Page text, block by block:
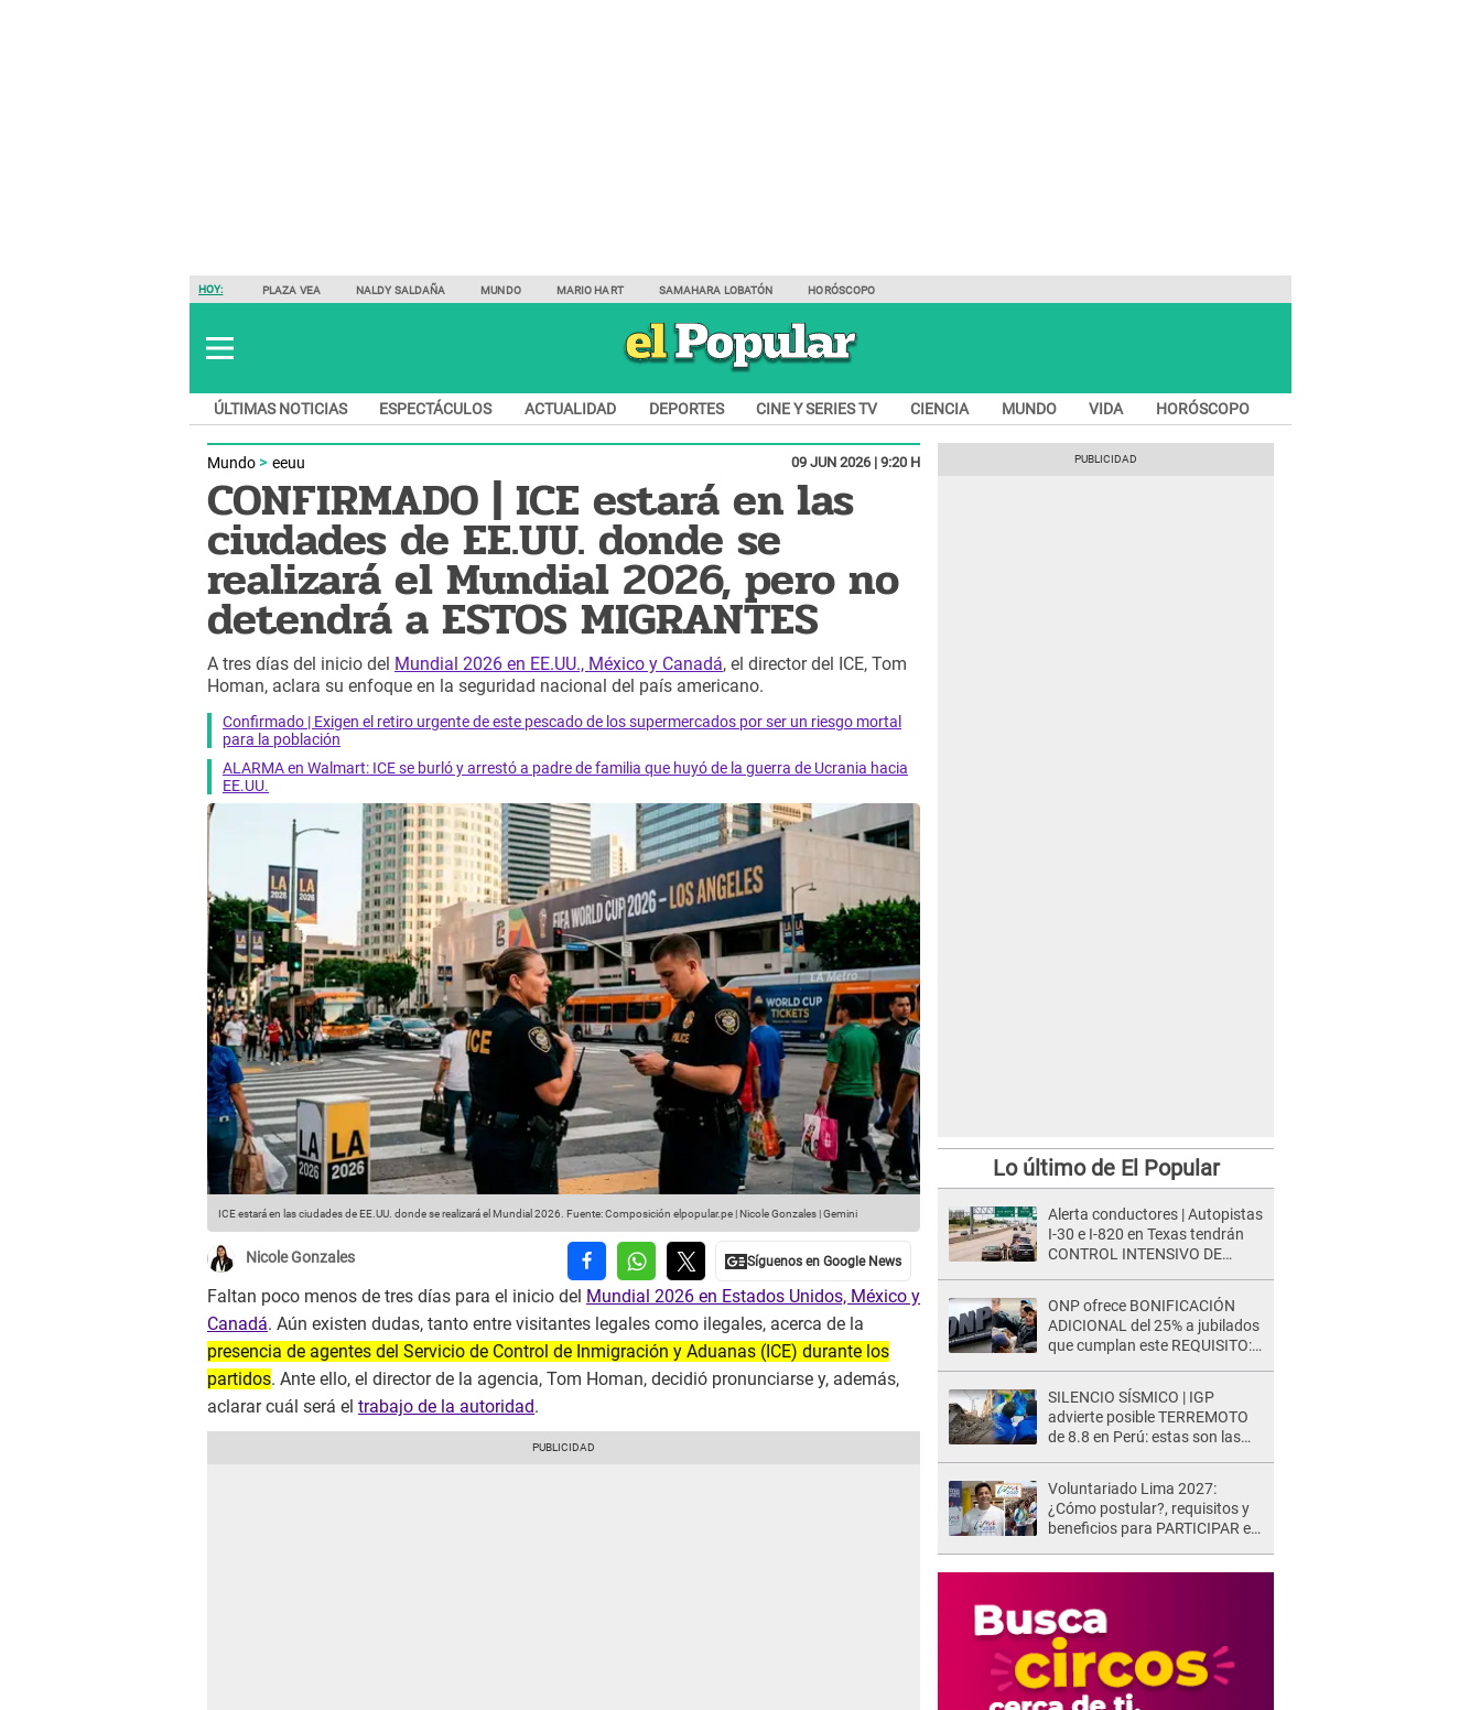
HOY: PLAZA VEA NALDY SALDAÑA MUNDO MARIO HART SAMAHARA LOBATÓN HORÓSCOPO
ÚLTIMAS NOTICIAS ESPECTÁCULOS ACTUALIDAD DEPORTES CINE Y SERIES TV CIENCIA MUNDO VIDA HORÓSCOPO
Mundo eeuu 09 JUN 2026 | 9:20 H
CONFIRMADO | ICE estará en las
ciudades de EE.UU. donde se
realizará el Mundial 2026, pero no
detendrá a ESTOS MIGRANTES
A tres días del inicio del Mundial 2026 en EE.UU., México y Canadá, el director del ICE, Tom
Homan, aclara su enfoque en la seguridad nacional del país americano.
Confirmado | Exigen el retiro urgente de este pescado de los supermercados por ser un riesgo mortal
para la población
ALARMA en Walmart: ICE se burló y arrestó a padre de familia que huyó de la guerra de Ucrania hacia
EE.UU.
ICE estará en las ciudades de EE.UU. donde se realizará el Mundial 2026. Fuente: Composición elpopular.pe | Nicole Gonzales | Gemini
Nicole Gonzales
Faltan poco menos de tres días para el inicio del Mundial 2026 en Estados Unidos, México y
Canadá. Aún existen dudas, tanto entre visitantes legales como ilegales, acerca de la
presencia de agentes del Servicio de Control de Inmigración y Aduanas (ICE) durante los
partidos. Ante ello, el director de la agencia, Tom Homan, decidió pronunciarse y, además,
aclarar cuál será el trabajo de la autoridad.
Lo último de El Popular
Alerta conductores | Autopistas
I-30 e I-820 en Texas tendrán
CONTROL INTENSIVO DE
ONP ofrece BONIFICACIÓN
ADICIONAL del 25% a jubilados
que cumplan este REQUISITO:
SILENCIO SÍSMICO | IGP
advierte posible TERREMOTO
de 8.8 en Perú: estas son las
Voluntariado Lima 2027:
¿Cómo postular?, requisitos y
beneficios para PARTICIPAR en